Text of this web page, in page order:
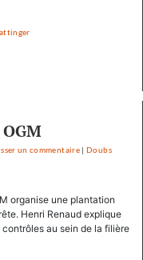
un commentaire on
se
ressource
à
|Doubs
organise une plantation
Henri Renaud explique
au sein de la filière